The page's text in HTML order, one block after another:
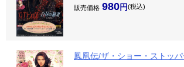
販売価格 980 税込
鳳凰伝/ザ・ショー・ストッ